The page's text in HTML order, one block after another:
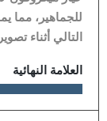
للجماهير، مما
التالي أثناء
العلامة النهائية